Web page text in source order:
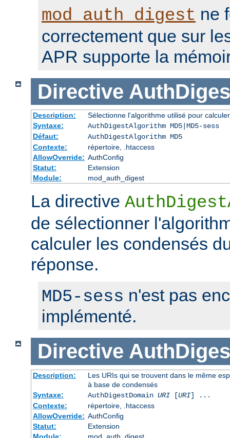
mod_auth_digest ne
correctement que sur
APR supporte la
Directive
Description:
Sélectionne l'algorithme utilisé pour
Syntaxe:
AuthDigestAlgorithm MD5|MD5-sess
Défaut:
AuthDigestAlgorithm MD5
Contexte:
répertoire, .htaccess
AllowOverride: AuthConfig
Statut:
Extension
Module:
mod_auth_digest
La directive
de sélectionner
calculer les condensés
réponse.
MD5-sess n'est pas
implémenté.
Directive
Description:
Les URIs qui se trouvent dans le même
à base de condensés
Syntaxe:
AuthDigestDomain URI[URI] ...
Contexte:
répertoire, .htaccess
AllowOverride: AuthConfig
Statut:
Extension
Module:
mod_auth_digest